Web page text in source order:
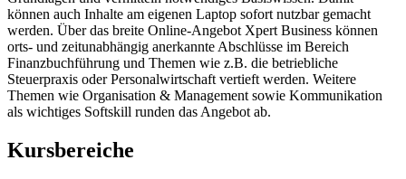
können auch Inhalte am eigenen Laptop sofort nutzbar gemacht
werden. Über das breite Online-Angebot Xpert Business können
orts- und zeitunabhängig anerkannte Abschlüsse im Bereich
Finanzbuchführung und Themen wie z.B. die betriebliche
Steuerpraxis oder Personalwirtschaft vertieft werden. Weitere
Themen wie Organisation & Management sowie Kommunikation
als wichtiges Softskill runden das Angebot ab.
Kursbereiche